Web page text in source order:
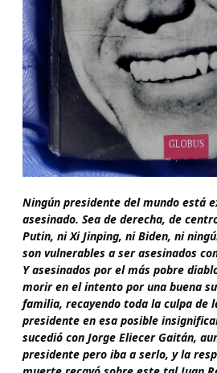
Ningún presidente del mundo está
asesinado. Sea de derecha, de
Putin, ni Xi Jinping, ni Biden, ni
son vulnerables a ser asesinados
Y asesinados por el más pobre
morir en el intento por una buena
familia, recayendo toda la culpa de
presidente en esa posible
sucedió con Jorge Eliecer Gaitán,
presidente pero iba a serlo, y la